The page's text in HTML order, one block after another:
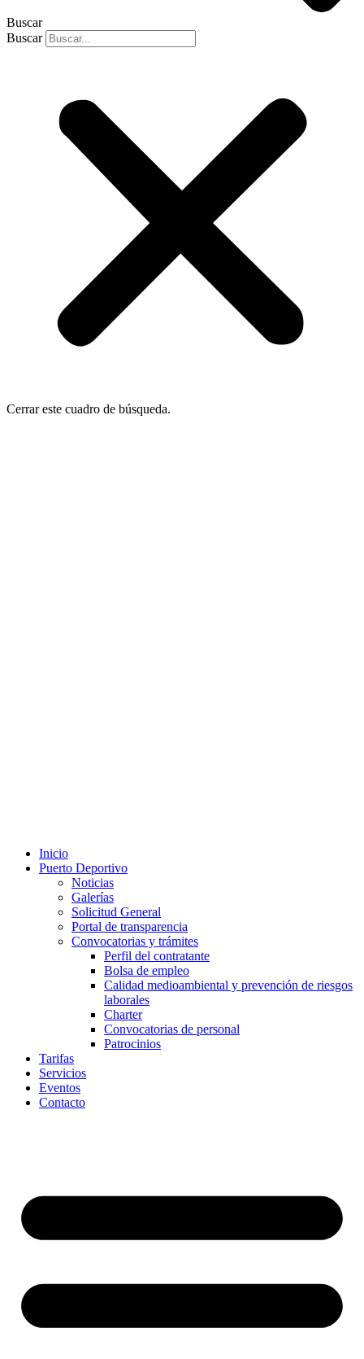
Buscar
Buscar
Cerrar este cuadro de búsqueda.
Inicio
Puerto Deportivo
Noticias
Galerías
Solicitud General
Portal de transparencia
Convocatorias y trámites
Perfil del contratante
Bolsa de empleo
Calidad medioambiental y prevención de riesgos
laborales
Charter
Convocatorias de personal
Patrocinios
Tarifas
Servicios
Eventos
Contacto